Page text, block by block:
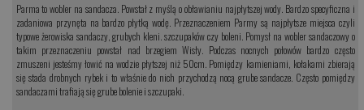
Parma to wobler na sandacza. Powstał z myślą o obławianiu najpłytszej wody. Bardzo specyficzna i
zadaniowa przynęta na bardzo płytką wodę. Przeznaczeniem Parmy są najpłytsze miejsca czyli
typowe żerowiska sandaczy, grubych kleni. szczupaków czy boleni. Pomysł na wobler sandaczowy o
takim przeznaczeniu powstał nad brzegiem Wisły. Podczas nocnych połowów bardzo często
zmuszeni jesteśmy łowić na wodzie płytszej niż 50cm. Pomiędzy kamieniami, kołakami zbierają
się stada drobnych rybek i to właśnie do nich przychodzą nocą grube sandacze. Często pomiędzy
sandaczami trafiają się grube bolenie i szczupaki.